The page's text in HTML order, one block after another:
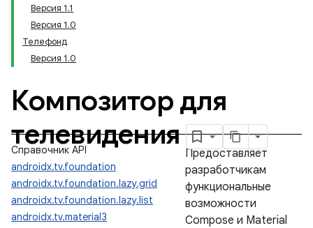
Версия 1.1
Версия 1.0
Телефонд
Версия 1.0
Композитор для
телевидения
Справочник API
androidx.tv.foundation
androidx.tv.foundation.lazy.grid
androidx.tv.foundation.lazy.list
androidx.tv.material3
Предоставляет
разработчикам
функциональные
возможности
Compose и Material